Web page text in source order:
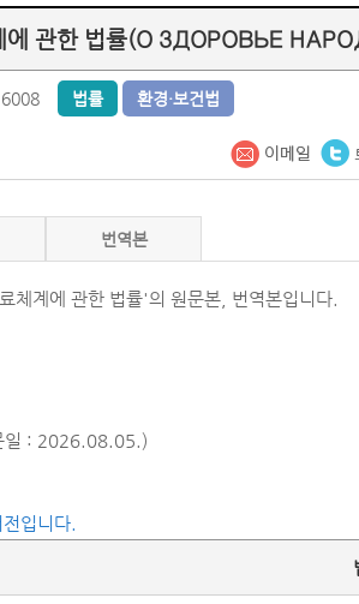
계에 관한 법률(О ЗДОРОВЬЕ
6008 법률 환경·보건법
번역본
체계에 관한 법률'의 원문본, 번역본입니다.
일 : 2026.08.05.)
입니다.